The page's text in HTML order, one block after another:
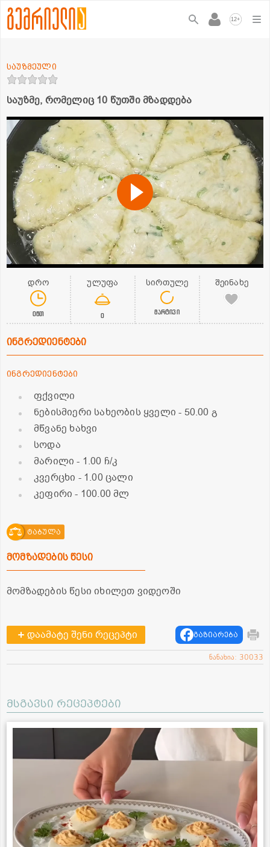
12+
საუზმე, რომელიც 10 წუთში მზადდება
საუზმეული
დრო
0წთ
ულუფა
0
სირთულე
მარტივი
შეინახე
ინგრედიენტები
ინგრედიენტები
ფქვილი
ნებისმიერი სახეობის ყველი- 50.00 გ
მწვანე ხახვი
სოდა
მარილი- 1.00 ჩ/კ
კვერცხი - 1.00 ცალი
კეფირი- 100.00 მლ
ტაბულა
მომზადების წესი
მომზადების წესი იხილეთ ვიდეოში
დაამატე შენი რეცეპტი გაზიარება
ნანახია: 30033
მსგავსი რეცეპტები